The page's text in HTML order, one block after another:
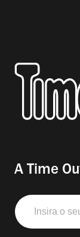
A Time
Insira
o
seu